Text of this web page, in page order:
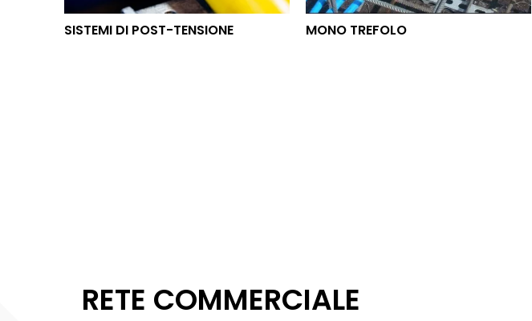
SISTEMI DI POST-TENSIONE MONO TREFOLO
RETE COMMERCIALE